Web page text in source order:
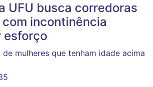
UFU busca corredoras
incontinência
esforço
mulheres que tenham idade acima